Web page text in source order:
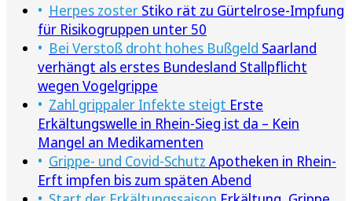
Herpes zoster Stiko rät zu Gürtelrose-Impfung
für Risikogruppen unter 50
Bei Verstoß droht hohes Bußgeld Saarland
verhängt als erstes Bundesland Stallpflicht
wegen Vogelgrippe
Zahl grippaler Infekte steigt Erste
Erkältungswelle in Rhein-Sieg ist da – Kein
Mangel an Medikamenten
Grippe- und Covid-Schutz Apotheken in Rhein-
Erft impfen bis zum späten Abend